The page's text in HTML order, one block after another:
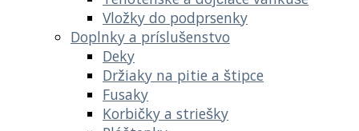
Vložky do podprsenky
Doplnky a príslušenstvo
Deky
Držiaky na pitie a štipce
Fusaky
Korbičky a striešky